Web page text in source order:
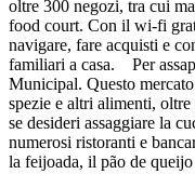
oltre 300 negozi, tra cui
food court. Con il wi-fi
navigare, fare acquisti e
familiari a casa. Per
Municipal. Questo
spezie e altri alimenti,
se desideri assaggiare la
numerosi ristoranti e
la feijoada, il pão de